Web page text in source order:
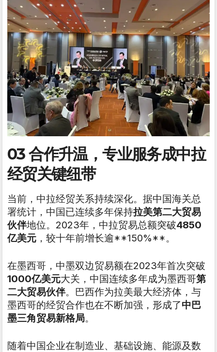
03 合作升温，专业服务成中拉
经贸关键纽带
当前，中拉经贸关系持续深化。据中国海关总
署统计，中国已连续多年保持拉美第二大贸易
伙伴地位。2023年，中拉贸易总额突破4850
亿美元 ，较十年前增长逾**150%**。
在墨西哥，中墨双边贸易额在2023年首次突破
1000亿美元大关，中国连续多年成为墨西哥第
二大贸易伙伴。巴西作为拉美最大经济体，与
墨西哥的经贸合作也在不断加强，形成了中巴
墨三角贸易新格局。
随着中国企业在制造业、基础设施、能源及数